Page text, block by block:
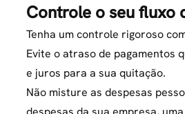
Controle o seu fluxo
Tenha um controle rigoroso
Evite o atraso de pagamentos
e juros para a sua quitação.
Não misture as despesas